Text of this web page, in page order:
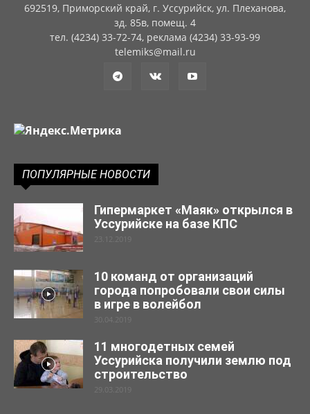
692519, Приморский край, г. Уссурийск, ул. Плеханова,
зд. 85в, помещ. 4
тел. (4234) 33-72-74, реклама (4234) 33-93-99
telemiks@mail.ru
ПОПУЛЯРНЫЕ НОВОСТИ
Гипермаркет «Маяк» открылся в
Уссурийске на базе КПС
23.12.2019
10 команд от организаций
города попробовали свои силы
в игре в волейбол
30.04.2019
11 многодетных семей
Уссурийска получили землю под
строительство
29.03.2019